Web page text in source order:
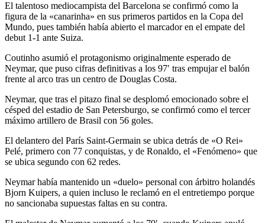
El talentoso mediocampista del Barcelona se confirmó como la
figura de la «canarinha» en sus primeros partidos en la Copa del
Mundo, pues también había abierto el marcador en el empate del
debut 1-1 ante Suiza.
Coutinho asumió el protagonismo originalmente esperado de
Neymar, que puso cifras definitivas a los 97′ tras empujar el balón
frente al arco tras un centro de Douglas Costa.
Neymar, que tras el pitazo final se desplomó emocionado sobre el
césped del estadio de San Petersburgo, se confirmó como el tercer
máximo artillero de Brasil con 56 goles.
El delantero del París Saint-Germain se ubica detrás de «O Rei»
Pelé, primero con 77 conquistas, y de Ronaldo, el «Fenómeno» que
se ubica segundo con 62 redes.
Neymar había mantenido un «duelo» personal con árbitro holandés
Bjorn Kuipers, a quien incluso le reclamó en el entretiempo porque
no sancionaba supuestas faltas en su contra.